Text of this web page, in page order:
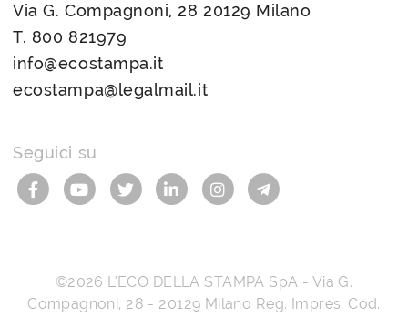
Via G. Compagnoni, 28 20129 Milano
T. 800 821979
info@ecostampa.it
ecostampa@legalmail.it
Seguici su
©2026 L’ECO DELLA STAMPA SpA - Via G.
Compagnoni, 28 - 20129 Milano Reg. Impres, Cod.